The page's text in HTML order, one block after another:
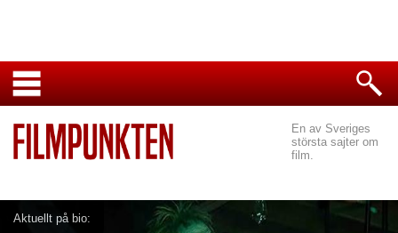
En av Sveriges
största sajter om
film.
Aktuellt på bio: